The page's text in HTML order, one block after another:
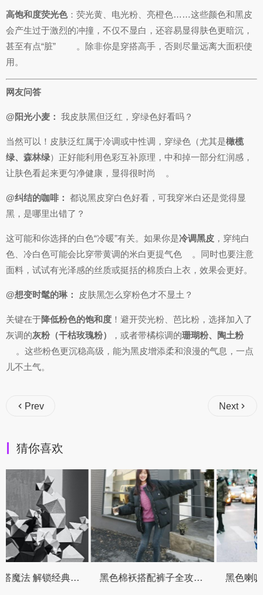
高饱和度荧光色：荧光黄、电光粉、亮橙色……这些颜色和黑皮
会产生过于激烈的冲撞，不仅不显白，还容易显得肤色更暗沉，
甚至有点“脏”
。除非你是穿搭高手，否则尽量远离大面积使
用。
网友问答
@阳光小麦： 我皮肤黑但泛红，穿绿色好看吗？
当然可以！皮肤泛红属于冷调或中性调，穿绿色（尤其是橄榄
绿、森林绿）正好能利用色彩互补原理，中和掉一部分红润感，
让肤色看起来更匀净健康，显得很时尚
。
@纠结的咖啡： 都说黑皮穿白色好看，可我穿米白还是觉得显
黑，是哪里出错了？
这可能和你选择的白色“冷暖”有关。如果你是冷调黑皮 ，穿纯白
色、冷白色可能会比穿带黄调的米白更提气色
。同时也要注意
面料，试试有光泽感的丝质或挺括的棉质白上衣，效果会更好。
@想变时髦的琳： 皮肤黑怎么穿粉色才不显土？
关键在于降低粉色的饱和度 ！避开荧光粉、芭比粉，选择加入了
灰调的灰粉（干枯玫瑰粉） ，或者带橘棕调的珊瑚粉、陶土粉
。这些粉色更沉稳高级，能为黑皮增添柔和浪漫的气息，一点
儿不土气。
Prev Next
猜你喜欢
黑色棉袄搭配裤子全攻略 保暖时髦两不误 黑色喇叭裤搭配鞋款终极指南